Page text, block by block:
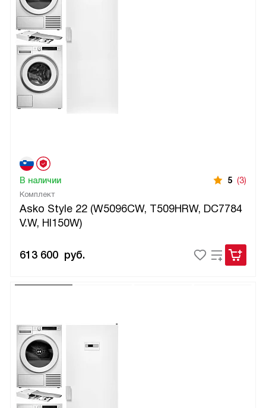
Комплект
Asko Style 22 (W5096CW, T509HRW, DC7784
V.W, HI150W)
В наличии 5 (3)
613 600 руб.